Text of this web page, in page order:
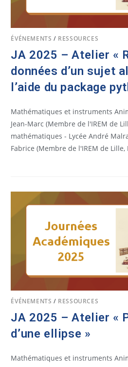
ÉVÉNEMENTS / RESSOURCES
JA 2025 – Atelier «
données d’un sujet
l’aide du package
Mathématiques et instruments
Jean-Marc (Membre de l'IREM de
mathématiques - Lycée André
Fabrice (Membre de l'IREM de
ÉVÉNEMENTS / RESSOURCES
JA 2025 – Atelier «
d’une ellipse »
Mathématiques et instruments